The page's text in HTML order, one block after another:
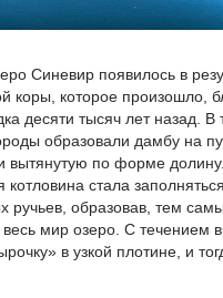
Синевир появилось в
коры, которое произошло,
десяти тысяч лет назад. В
образовали дамбу на
вытянутую по форме долину.
стала
ручьев, образовав, тем
мир озеро. С течением
в узкой плотине, и